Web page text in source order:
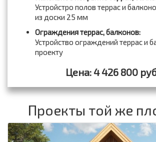
Устройстро полов террас и
из доски 25 мм
Ограждения террас, балконов:
Устройство ограждений террас и
проекту
Цена: 4 426 800
Проекты той же